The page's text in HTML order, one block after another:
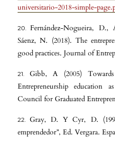
universitario-2018-simple-
Fernández-Nogueira,
Sáenz, N. (2018). The
good practices. Journal of
Gibb, A (2005)
Entrepreneurship education
Council for Graduated
Gray, D. Y Cyr, D.
emprendedor”, Ed. Vergara.